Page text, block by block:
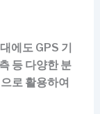
에도 GPS 기
등 다양한 분
로 활용하여